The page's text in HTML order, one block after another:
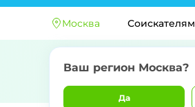
Москва
Ваш регион Москва?
Да
Соискателям